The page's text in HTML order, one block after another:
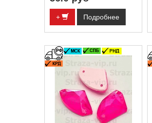
+ Подробнее